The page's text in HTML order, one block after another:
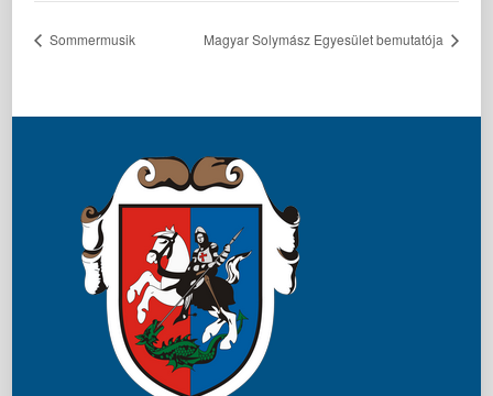
Sommermusik Magyar Solymász Egyesület bemutatója